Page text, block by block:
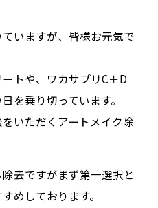
いますが、皆様お元気で
トや、ワカサプリC＋D
を乗り切っています。
いただくアートメイク除
去ですがまず第一選択と
めしております。